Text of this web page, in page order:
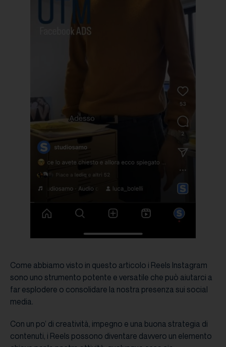
Come abbiamo visto in questo articolo i Reels Instagram
sono uno strumento potente e versatile che può aiutarci a
far esplodere o consolidare la nostra presenza sui social
media.
Con un po’ di creatività, impegno e una buona strategia di
contenuti, i Reels possono diventare davvero un elemento